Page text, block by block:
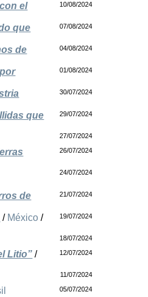
el
10/08/2024
que
07/08/2024
de
04/08/2024
01/08/2024
30/07/2024
que
29/07/2024
27/07/2024
26/07/2024
24/07/2024
de
21/07/2024
/ México /
19/07/2024
18/07/2024
Litio” /
12/07/2024
11/07/2024
05/07/2024